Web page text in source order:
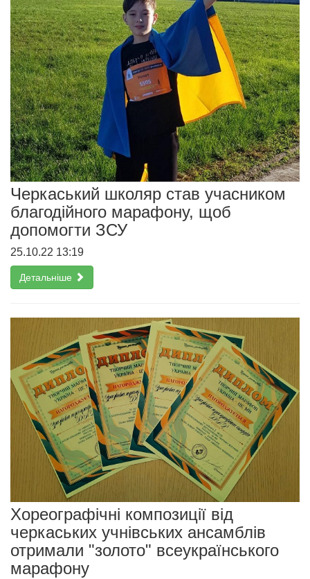
Черкаський школяр став учасником
благодійного марафону, щоб
допомогти ЗСУ
25.10.22 13:19
Детальніше
Хореографічні композиції від
черкаських учнівських ансамблів
отримали "золото" всеукраїнського
марафону